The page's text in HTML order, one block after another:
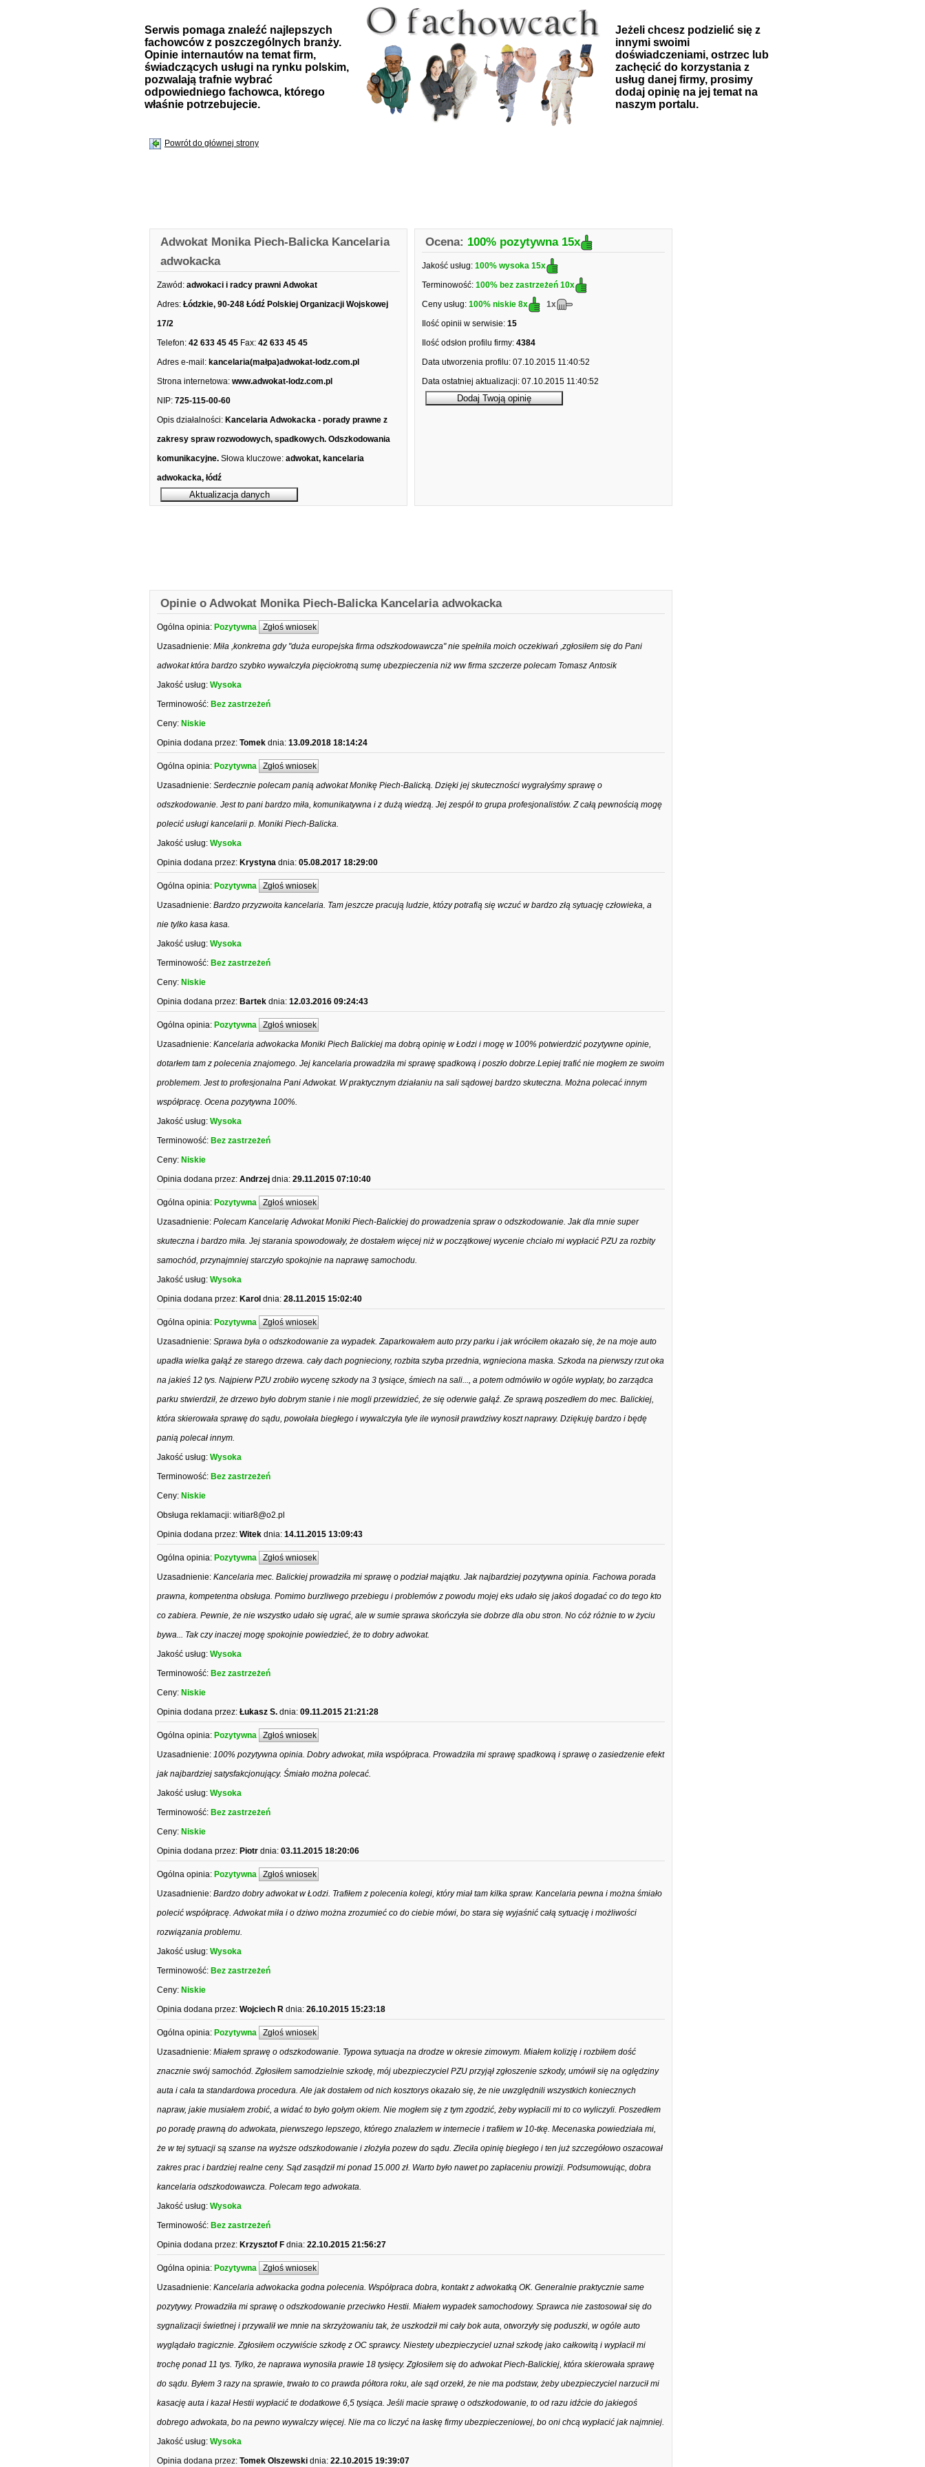
Serwis pomaga znaleźć najlepszych
fachowców z poszczególnych branży.
Opinie internautów na temat firm,
świadczących usługi na rynku polskim,
pozwalają trafnie wybrać
odpowiedniego fachowca, którego
właśnie potrzebujecie.
Jeżeli chcesz podzielić się z
innymi swoimi
doświadczeniami, ostrzec lub
zachęcić do korzystania z
usług danej firmy, prosimy
dodaj opinię na jej temat na
naszym portalu.
Powrót do głównej strony
Adwokat Monika Piech-Balicka Kancelaria
adwokacka
Zawód: adwokaci i radcy prawni Adwokat
Adres: Łódzkie, 90-248 Łódź Polskiej Organizacji Wojskowej
17/2
Telefon: 42 633 45 45 Fax: 42 633 45 45
Adres e-mail: kancelaria(małpa)adwokat-lodz.com.pl
Strona internetowa: www.adwokat-lodz.com.pl
NIP: 725-115-00-60
Opis działalności: Kancelaria Adwokacka - porady prawne z
zakresy spraw rozwodowych, spadkowych. Odszkodowania
komunikacyjne. Słowa kluczowe: adwokat, kancelaria
adwokacka, łódź
Ocena: 100% pozytywna 15x
Jakość usług: 100% wysoka 15x
Terminowość: 100% bez zastrzeżeń 10x
Ceny usług: 100% niskie 8x
1x
Ilość opinii w serwisie: 15
Ilość odsłon profilu firmy: 4384
Data utworzenia profilu: 07.10.2015 11:40:52
Data ostatniej aktualizacji: 07.10.2015 11:40:52
Opinie o Adwokat Monika Piech-Balicka Kancelaria adwokacka
Ogólna opinia: Pozytywna Zgłoś wniosek
Uzasadnienie: Miła ,konkretna gdy "duża europejska firma odszkodowawcza" nie spełniła moich oczekiwań ,zgłosiłem się do Pani
adwokat która bardzo szybko wywalczyła pięciokrotną sumę ubezpieczenia niż ww firma szczerze polecam Tomasz Antosik
Jakość usług: Wysoka
Terminowość: Bez zastrzeżeń
Ceny: Niskie
Opinia dodana przez: Tomek dnia: 13.09.2018 18:14:24
Ogólna opinia: Pozytywna Zgłoś wniosek
Uzasadnienie: Serdecznie polecam panią adwokat Monikę Piech-Balicką. Dzięki jej skuteczności wygrałyśmy sprawę o
odszkodowanie. Jest to pani bardzo miła, komunikatywna i z dużą wiedzą. Jej zespół to grupa profesjonalistów. Z całą pewnością mogę
polecić usługi kancelarii p. Moniki Piech-Balicka.
Jakość usług: Wysoka
Opinia dodana przez: Krystyna dnia: 05.08.2017 18:29:00
Ogólna opinia: Pozytywna Zgłoś wniosek
Uzasadnienie: Bardzo przyzwoita kancelaria. Tam jeszcze pracują ludzie, któzy potrafią się wczuć w bardzo złą sytuację człowieka, a
nie tylko kasa kasa.
Jakość usług: Wysoka
Terminowość: Bez zastrzeżeń
Ceny: Niskie
Opinia dodana przez: Bartek dnia: 12.03.2016 09:24:43
Ogólna opinia: Pozytywna Zgłoś wniosek
Uzasadnienie: Kancelaria adwokacka Moniki Piech Balickiej ma dobrą opinię w Łodzi i mogę w 100% potwierdzić pozytywne opinie,
dotarłem tam z polecenia znajomego. Jej kancelaria prowadziła mi sprawę spadkową i poszło dobrze.Lepiej trafić nie mogłem ze swoim
problemem. Jest to profesjonalna Pani Adwokat. W praktycznym działaniu na sali sądowej bardzo skuteczna. Można polecać innym
współpracę. Ocena pozytywna 100%.
Jakość usług: Wysoka
Terminowość: Bez zastrzeżeń
Ceny: Niskie
Opinia dodana przez: Andrzej dnia: 29.11.2015 07:10:40
Ogólna opinia: Pozytywna Zgłoś wniosek
Uzasadnienie: Polecam Kancelarię Adwokat Moniki Piech-Balickiej do prowadzenia spraw o odszkodowanie. Jak dla mnie super
skuteczna i bardzo miła. Jej starania spowodowały, że dostałem więcej niż w początkowej wycenie chciało mi wypłacić PZU za rozbity
samochód, przynajmniej starczyło spokojnie na naprawę samochodu.
Jakość usług: Wysoka
Opinia dodana przez: Karol dnia: 28.11.2015 15:02:40
Ogólna opinia: Pozytywna Zgłoś wniosek
Uzasadnienie: Sprawa była o odszkodowanie za wypadek. Zaparkowałem auto przy parku i jak wróciłem okazało się, że na moje auto
upadła wielka gałąź ze starego drzewa. cały dach pognieciony, rozbita szyba przednia, wgnieciona maska. Szkoda na pierwszy rzut oka
na jakieś 12 tys. Najpierw PZU zrobiło wycenę szkody na 3 tysiące, śmiech na sali..., a potem odmówiło w ogóle wypłaty, bo zarządca
parku stwierdził, że drzewo było dobrym stanie i nie mogli przewidzieć, że się oderwie gałąź. Ze sprawą poszedłem do mec. Balickiej,
która skierowała sprawę do sądu, powołała biegłego i wywalczyła tyle ile wynosił prawdziwy koszt naprawy. Dziękuję bardzo i będę
panią polecał innym.
Jakość usług: Wysoka
Terminowość: Bez zastrzeżeń
Ceny: Niskie
Obsługa reklamacji: witiar8@o2.pl
Opinia dodana przez: Witek dnia: 14.11.2015 13:09:43
Ogólna opinia: Pozytywna Zgłoś wniosek
Uzasadnienie: Kancelaria mec. Balickiej prowadziła mi sprawę o podział majątku. Jak najbardziej pozytywna opinia. Fachowa porada
prawna, kompetentna obsługa. Pomimo burzliwego przebiegu i problemów z powodu mojej eks udało się jakoś dogadać co do tego kto
co zabiera. Pewnie, że nie wszystko udało się ugrać, ale w sumie sprawa skończyła sie dobrze dla obu stron. No cóż różnie to w życiu
bywa... Tak czy inaczej mogę spokojnie powiedzieć, że to dobry adwokat.
Jakość usług: Wysoka
Terminowość: Bez zastrzeżeń
Ceny: Niskie
Opinia dodana przez: Łukasz S. dnia: 09.11.2015 21:21:28
Ogólna opinia: Pozytywna Zgłoś wniosek
Uzasadnienie: 100% pozytywna opinia. Dobry adwokat, miła współpraca. Prowadziła mi sprawę spadkową i sprawę o zasiedzenie efekt
jak najbardziej satysfakcjonujący. Śmiało można polecać.
Jakość usług: Wysoka
Terminowość: Bez zastrzeżeń
Ceny: Niskie
Opinia dodana przez: Piotr dnia: 03.11.2015 18:20:06
Ogólna opinia: Pozytywna Zgłoś wniosek
Uzasadnienie: Bardzo dobry adwokat w Łodzi. Trafiłem z polecenia kolegi, który miał tam kilka spraw. Kancelaria pewna i można śmiało
polecić współpracę. Adwokat miła i o dziwo można zrozumieć co do ciebie mówi, bo stara się wyjaśnić całą sytuację i możliwości
rozwiązania problemu.
Jakość usług: Wysoka
Terminowość: Bez zastrzeżeń
Ceny: Niskie
Opinia dodana przez: Wojciech R dnia: 26.10.2015 15:23:18
Ogólna opinia: Pozytywna Zgłoś wniosek
Uzasadnienie: Miałem sprawę o odszkodowanie. Typowa sytuacja na drodze w okresie zimowym. Miałem kolizję i rozbiłem dość
znacznie swój samochód. Zgłosiłem samodzielnie szkodę, mój ubezpieczyciel PZU przyjął zgłoszenie szkody, umówił się na oględziny
auta i cała ta standardowa procedura. Ale jak dostałem od nich kosztorys okazało się, że nie uwzględnili wszystkich koniecznych
napraw, jakie musiałem zrobić, a widać to było gołym okiem. Nie mogłem się z tym zgodzić, żeby wypłacili mi to co wyliczyli. Poszedłem
po poradę prawną do adwokata, pierwszego lepszego, którego znalazłem w internecie i trafiłem w 10-tkę. Mecenaska powiedziała mi,
że w tej sytuacji są szanse na wyższe odszkodowanie i złożyła pozew do sądu. Zleciła opinię biegłego i ten już szczegółowo oszacował
zakres prac i bardziej realne ceny. Sąd zasądził mi ponad 15.000 zł. Warto było nawet po zapłaceniu prowizji. Podsumowując, dobra
kancelaria odszkodowawcza. Polecam tego adwokata.
Jakość usług: Wysoka
Terminowość: Bez zastrzeżeń
Opinia dodana przez: Krzysztof F dnia: 22.10.2015 21:56:27
Ogólna opinia: Pozytywna Zgłoś wniosek
Uzasadnienie: Kancelaria adwokacka godna polecenia. Współpraca dobra, kontakt z adwokatką OK. Generalnie praktycznie same
pozytywy. Prowadziła mi sprawę o odszkodowanie przeciwko Hestii. Miałem wypadek samochodowy. Sprawca nie zastosował się do
sygnalizacji świetlnej i przywalił we mnie na skrzyżowaniu tak, że uszkodził mi cały bok auta, otworzyły się poduszki, w ogóle auto
wyglądało tragicznie. Zgłosiłem oczywiście szkodę z OC sprawcy. Niestety ubezpieczyciel uznał szkodę jako całkowitą i wypłacił mi
trochę ponad 11 tys. Tylko, że naprawa wynosiła prawie 18 tysięcy. Zgłosiłem się do adwokat Piech-Balickiej, która skierowała sprawę
do sądu. Byłem 3 razy na sprawie, trwało to co prawda półtora roku, ale sąd orzekł, że nie ma podstaw, żeby ubezpieczyciel narzucił mi
kasację auta i kazał Hestii wypłacić te dodatkowe 6,5 tysiąca. Jeśli macie sprawę o odszkodowanie, to od razu idźcie do jakiegoś
dobrego adwokata, bo na pewno wywalczy więcej. Nie ma co liczyć na łaskę firmy ubezpieczeniowej, bo oni chcą wypłacić jak najmniej.
Jakość usług: Wysoka
Opinia dodana przez: Tomek Olszewski dnia: 22.10.2015 19:39:07